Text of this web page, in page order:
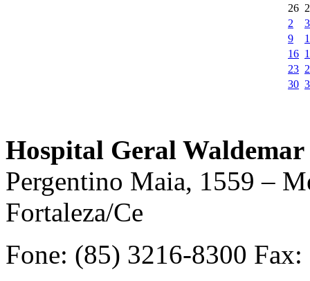
26
2
3
9
16
23
30
Hospital Geral
Pergentino Maia, 1559 –
Fortaleza/Ce
Fone: (85) 3216-8300